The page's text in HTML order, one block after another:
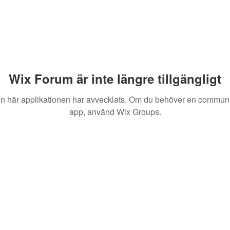
Wix Forum är inte längre tillgängligt
här applikationen har avvecklats. Om du behöver en
app, använd Wix Groups.